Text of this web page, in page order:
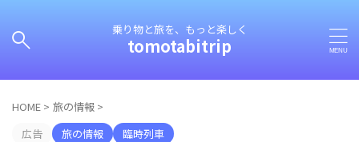
乗り物と旅を、もっと楽しく
tomotabitrip
HOME > 旅の情報 >
広告
旅の情報 臨時列車